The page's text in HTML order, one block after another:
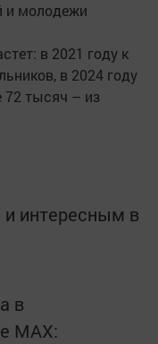
и молодежи
в 2021 году к
в 2024 году
72 тысяч – из
интересным в
в
MАХ: